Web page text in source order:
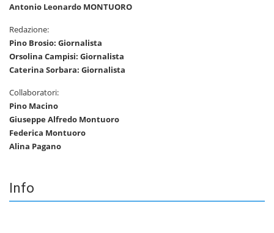
Antonio Leonardo MONTUORO
Redazione:
Pino Brosio: Giornalista
Orsolina Campisi: Giornalista
Caterina Sorbara: Giornalista
Collaboratori:
Pino Macino
Giuseppe Alfredo Montuoro
Federica Montuoro
Alina Pagano
Info